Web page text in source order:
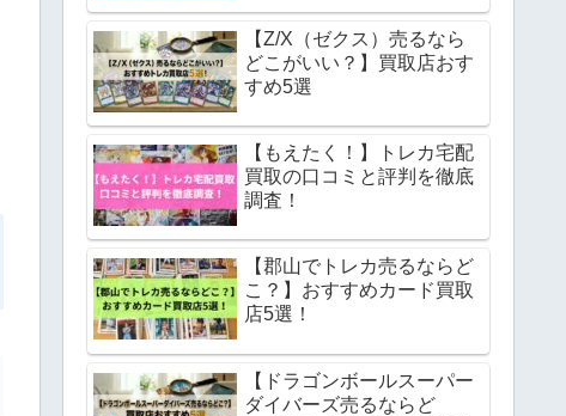
【Z/X（ゼクス）売るなら
どこがいい？】買取店おす
すめ5選
【もえたく！】トレカ宅配
買取の口コミと評判を徹底
調査！
【郡山でトレカ売るならど
こ？】おすすめカード買取
店5選！
【ドラゴンボールスーパー
ダイバーズ売るならど